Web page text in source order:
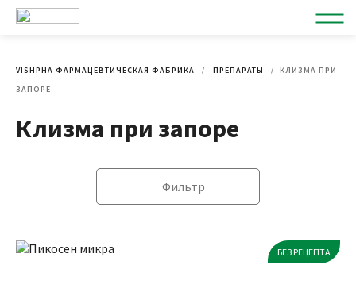
VISHPHA ФАРМАЦЕВТИЧЕСКАЯ ФАБРИКА ПРЕПАРАТЫ
КЛИЗМА ПРИ
ЗАПОРЕ
Клизма при запоре
Фильтр
БЕЗ РЕЦЕПТА